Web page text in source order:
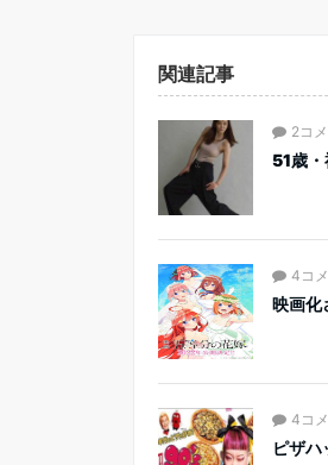
関連記事
2コ
51歳
4コ
映画化
4コ
ピザ